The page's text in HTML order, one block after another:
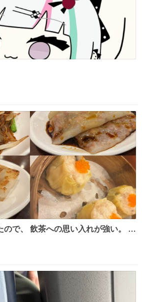
で、 飲茶への思い入れが強い。 常
。 横浜中華街まで行き、店を厳選
ど、もっと近場で気軽に行ける店
足。